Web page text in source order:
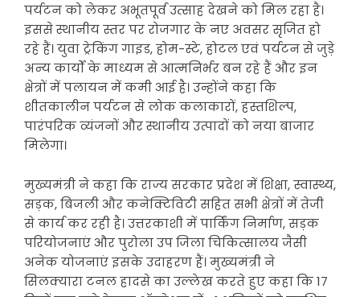
पर्यटन को लेकर अभूतपूर्व उत्साह देखने को मिल रहा है।
इससे स्थानीय स्तर पर रोजगार के नए अवसर सृजित हो
रहे हैं। युवा ट्रेकिंग गाइड, होम-स्टे, होटल एवं पर्यटन से जुड़े
अन्य कार्यों के माध्यम से आत्मनिर्भर बन रहे हैं और इन
क्षेत्रों में पलायन में कमी आई है। उन्होंने कहा कि
शीतकालीन पर्यटन से लोक कलाकारों, हस्तशिल्प,
पारंपरिक व्यंजनों और स्थानीय उत्पादों को नया बाजार
मिलेगा।
मुख्यमंत्री ने कहा कि राज्य सरकार प्रदेश में शिक्षा, स्वास्थ्य,
सड़क, बिजली और कनेक्टिविटी सहित सभी क्षेत्रों में तेजी
से कार्य कर रही है। उत्तरकाशी में पार्किंग निर्माण, सड़क
परियोजनाएं और पुरोला उप जिला चिकित्सालय जैसी
अनेक योजनाएं इसके उदाहरण हैं। मुख्यमंत्री ने
सिलक्यारा टनल हादसे का उल्लेख करते हुए कहा कि 17